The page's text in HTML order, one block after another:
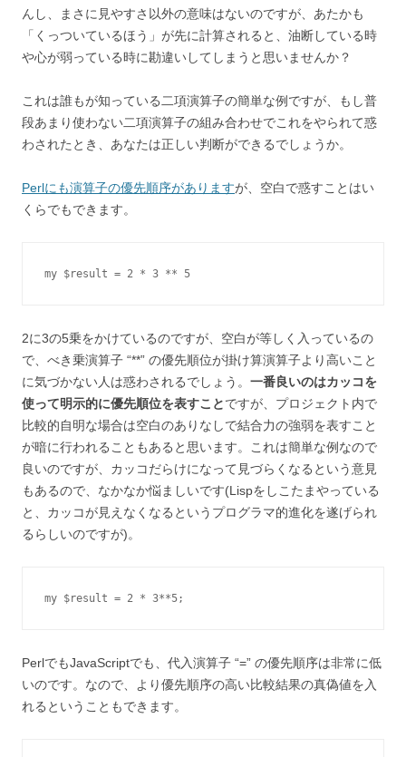
んし、まさに見やすさ以外の意味はないのですが、あたかも
「くっついているほう」が先に計算されると、油断している時
や心が弱っている時に勘違いしてしまうと思いませんか？
これは誰もが知っている二項演算子の簡単な例ですが、もし普
段あまり使わない二項演算子の組み合わせでこれをやられて惑
わされたとき、あなたは正しい判断ができるでしょうか。
Perlにも演算子の優先順序がありますが、空白で惑すことはい
くらでもできます。
my $result = 2 * 3 ** 5
2に3の5乗をかけているのですが、空白が等しく入っているの
で、べき乗演算子 “**” の優先順位が掛け算演算子より高いこと
に気づかない人は惑わされるでしょう。 一番良いのはカッコを
使って明示的に優先順位を表すことですが、プロジェクト内で
比較的自明な場合は空白のありなしで結合力の強弱を表すこと
が暗に行われることもあると思います。これは簡単な例なので
良いのですが、カッコだらけになって見づらくなるという意見
もあるので、なかなか悩ましいです(Lispをしこたまやっている
と、カッコが見えなくなるというプログラマ的進化を遂げられ
るらしいのですが)。
my $result = 2 * 3**5;
PerlでもJavaScriptでも、代入演算子 “=” の優先順序は非常に低
いのです。なので、より優先順序の高い比較結果の真偽値を入
れるということもできます。